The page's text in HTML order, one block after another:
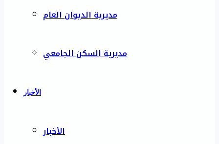
مديرية الديوان العام
مديرية السكن الجامعي
الأخبار
الأخبار